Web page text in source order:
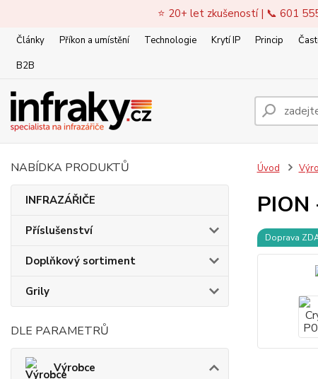
⭐ 20+ let zkušeností | 📞 601
Články Příkon a umístění Technologie Krytí IP Princip
B2B
NABÍDKA PRODUKTŮ
INFRAZÁŘIČE
Příslušenství
Doplňkový sortiment
Grily
DLE PARAMETRŮ
Výrobce
Úvod
Doprava